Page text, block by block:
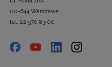
00-644 Warszawa
tel. 22 570 83 00